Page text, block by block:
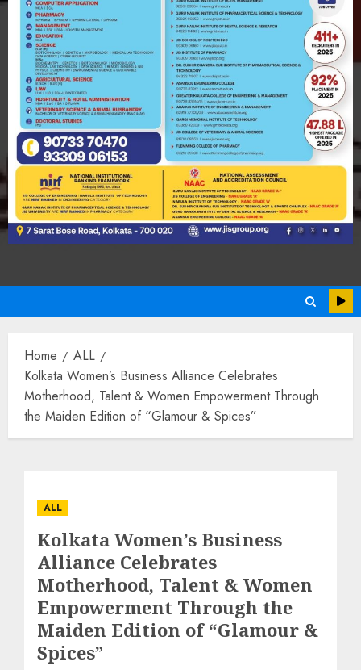
Home
ALL
Kolkata Women’s Business Alliance Celebrates
Motherhood, Talent & Women Empowerment Through
the Maiden Edition of “Glamour & Spices”
ALL
Kolkata Women’s Business
Alliance Celebrates
Motherhood, Talent & Women
Empowerment Through the
Maiden Edition of “Glamour &
Spices”